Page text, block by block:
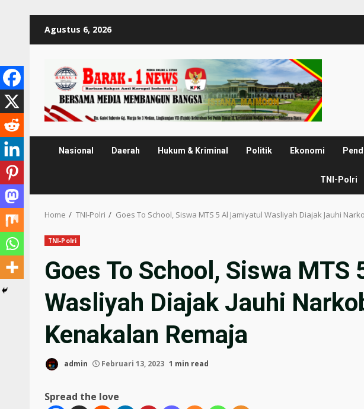
Agustus 6, 2026
Nasional Daerah Hukum & Kriminal Politik Ekonomi
TNI-Polri
Home TNI-Polri Goes To School, Siswa MTS 5 Al Jamiyatul Wasliyah Diajak Jauhi
TNI-Polri
Goes To School, Siswa MTS
Wasliyah Diajak Jauhi
Kenakalan Remaja
admin Februari 13, 2023 1 min read
Spread the love